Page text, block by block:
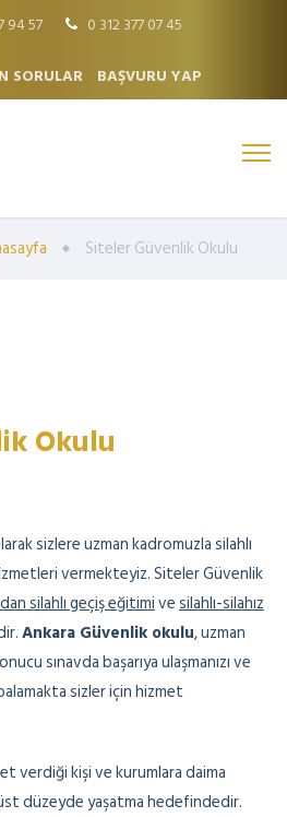
94 57 0 312 377 07 45
SORULAR BAŞVURU YAP
Siteler Güvenlik Okulu
Okulu
sizlere uzman kadromuzla silahlı
vermekteyiz. Siteler Güvenlik
silahlı geçiş eğitimivesilahlı-silahız
Ankara Güvenlik okulu, uzman
sınavda başarıya ulaşmanızı ve
sizler için hizmet
verdiği kişi ve kurumlara daima
düzeyde yaşatma hedefindedir.